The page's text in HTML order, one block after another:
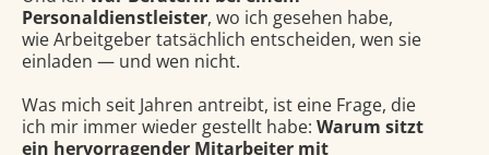
Personaldienstleister, wo ich gesehen habe,
wie Arbeitgeber tatsächlich entscheiden, wen sie
einladen — und wen nicht.
Was mich seit Jahren antreibt, ist eine Frage, die
ich mir immer wieder gestellt habe: Warum sitzt
ein hervorragender Mitarbeiter mit